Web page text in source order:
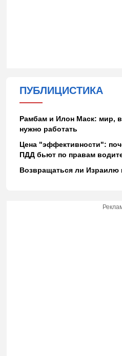
ПУБЛИЦИСТИКА
Рамбам и Илон Маск: мир,
нужно работать
Цена "эффективности":
ПДД бьют по правам
Возвращаться ли Израилю